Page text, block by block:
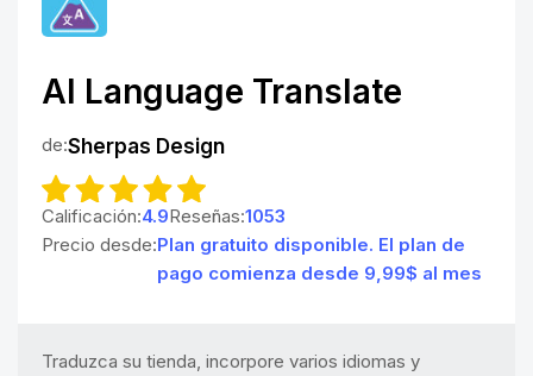
AI Language Translate
de:Sherpas Design
Calificación:4.9Reseñas:1053
Precio desde:Plan gratuito disponible. El plan de
pago comienza desde 9,99$ al mes
Traduzca su tienda, incorpore varios idiomas y